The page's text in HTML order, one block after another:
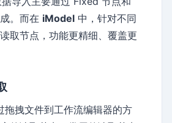
。而在 iModel 中，针对不同
取节点，功能更精细、覆盖更
拽文件到工作流编辑器的方